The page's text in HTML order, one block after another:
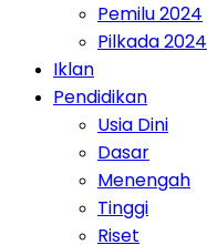
Pemilu 2024
Pilkada 2024
Iklan
Pendidikan
Usia Dini
Dasar
Menengah
Tinggi
Riset